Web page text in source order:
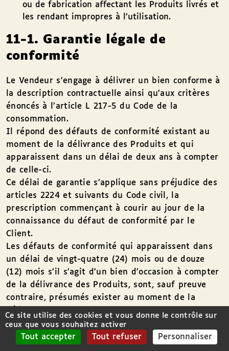
ou de fabrication affectant les Produits livrés et
les rendant impropres à l’utilisation.
11-1. Garantie légale de
conformité
Le Vendeur s’engage à délivrer un bien conforme à
la description contractuelle ainsi qu’aux critères
énoncés à l’article L 217-5 du Code de la
consommation.
Il répond des défauts de conformité existant au
moment de la délivrance des Produits et qui
apparaissent dans un délai de deux ans à compter
de celle-ci.
Ce délai de garantie s’applique sans préjudice des
articles 2224 et suivants du Code civil, la
prescription commençant à courir au jour de la
connaissance du défaut de conformité par le
Client.
Les défauts de conformité qui apparaissent dans
un délai de vingt-quatre (24) mois ou de douze
(12) mois s’il s’agit d’un bien d’occasion à compter
de la délivrance des Produits, sont, sauf preuve
contraire, présumés exister au moment de la
délivrance.
En cas de défaut de conformité, le Client peut
exiger la mise en conformité des Produits délivrés
Ce site utilise des cookies et vous donne le contrôle sur
ceux que vous souhaitez activer
Tout accepter Tout refuser Personnaliser